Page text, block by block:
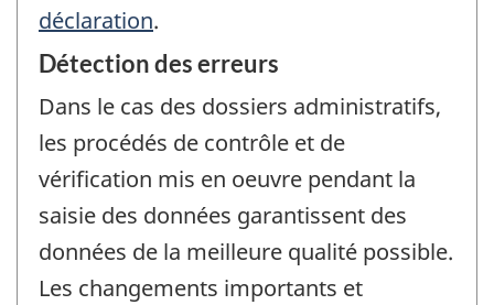
déclaration.
Détection des erreurs
Dans le cas des dossiers administratifs,
les procédés de contrôle et de
vérification mis en oeuvre pendant la
saisie des données garantissent des
données de la meilleure qualité possible.
Les changements importants et